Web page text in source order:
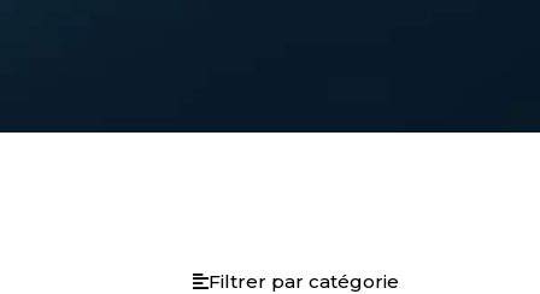
Filtrer par catégorie